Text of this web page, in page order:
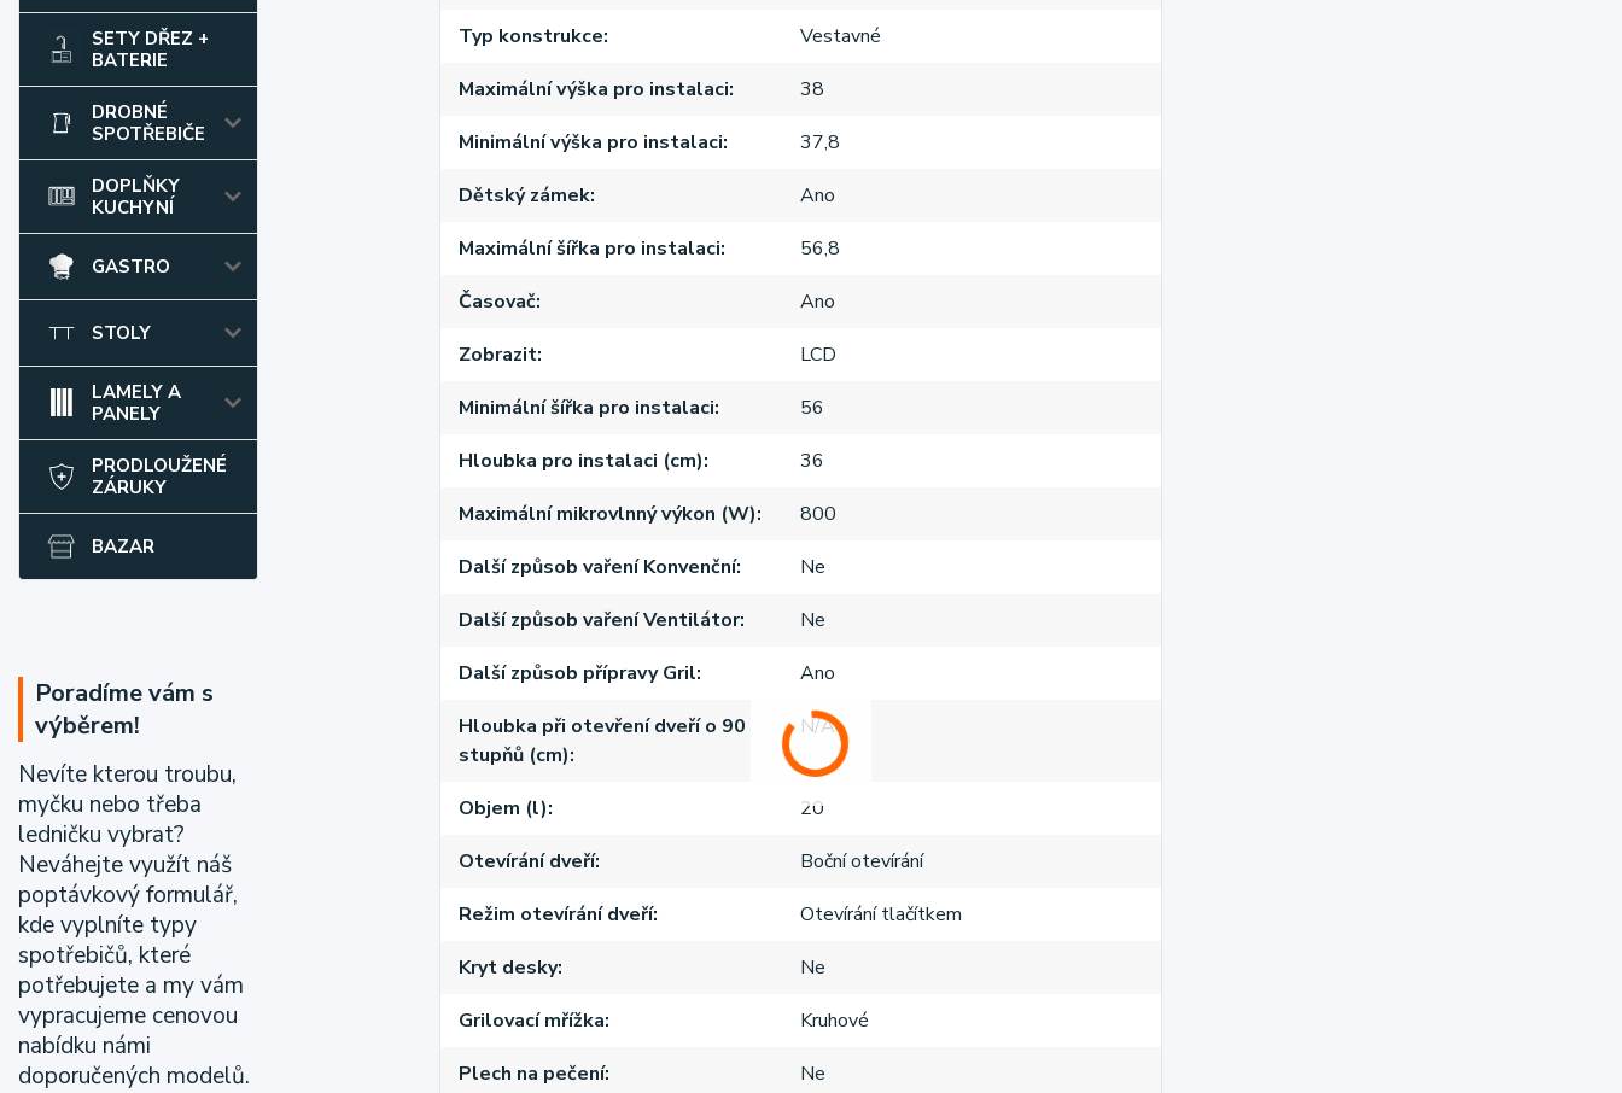
SETY DŘEZ +
BATERIE
DROBNÉ
SPOTŘEBIČE
DOPLŇKY
KUCHYNÍ
GASTRO
STOLY
LAMELY A
PANELY
PRODLOUŽENÉ
ZÁRUKY
BAZAR
Poradíme vám s
výběrem!
Nevíte kterou troubu,
myčku nebo třeba
ledničku vybrat?
Neváhejte využít náš
poptávkový formulář,
kde vyplníte typy
spotřebičů, které
potřebujete a my vám
vypracujeme cenovou
nabídku námi
doporučených modelů.
Typ konstrukce
Vestavné
Maximální výška pro instalaci
38
Minimální výška pro instalaci
37,8
Dětský zámek
Ano
Maximální šířka pro instalaci
56,8
Časovač
Ano
Zobrazit
LCD
Minimální šířka pro instalaci
56
Hloubka pro instalaci (cm)
36
Maximální mikrovlnný výkon (W)
800
Další způsob vaření Konvenční
Ne
Další způsob vaření Ventilátor
Ne
Další způsob přípravy Gril
Ano
Hloubka při otevření dveří o 90
stupňů (cm)
N/A
Objem (l)
20
Otevírání dveří
Boční otevírání
Režim otevírání dveří
Otevírání tlačítkem
Kryt desky
Ne
Grilovací mřížka
Kruhové
Plech na pečení
Ne